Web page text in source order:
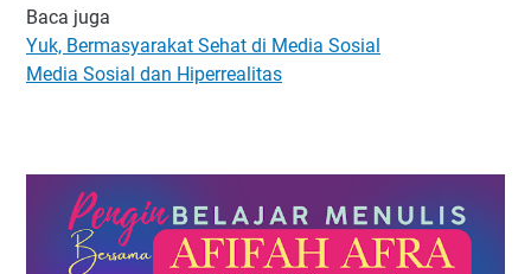
Baca juga
Yuk, Bermasyarakat Sehat di Media Sosial
Media Sosial dan Hiperrealitas